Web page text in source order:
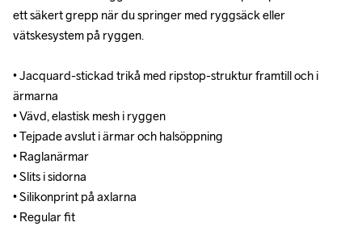
ett säkert grepp när du springer med ryggsäck eller
vätskesystem på ryggen.
• Jacquard-stickad trikå med ripstop-struktur framtill och i
ärmarna
• Vävd, elastisk mesh i ryggen
• Tejpade avslut i ärmar och halsöppning
• Raglanärmar
• Slits i sidorna
• Silikonprint på axlarna
• Regular fit
ett säkert grepp när du springer med ryggsäck eller
vätskesystem på ryggen.
• Jacquard-stickad trikå med ripstop-struktur framtill och i
ärmarna
• Vävd, elastisk mesh i ryggen
• Tejpade avslut i ärmar och halsöppning
• Raglanärmar
• Slits i sidorna
• Silikonprint på axlarna
• Regular fit